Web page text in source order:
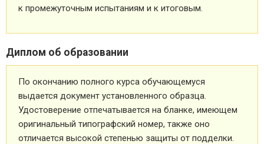
к промежуточным испытаниям и к итоговым.
Диплом об образовании
По окончанию полного курса обучающемуся
выдается документ установленного образца.
Удостоверение отпечатывается на бланке, имеющем
оригинальный типографский номер, также оно
отличается высокой степенью защиты от подделки.